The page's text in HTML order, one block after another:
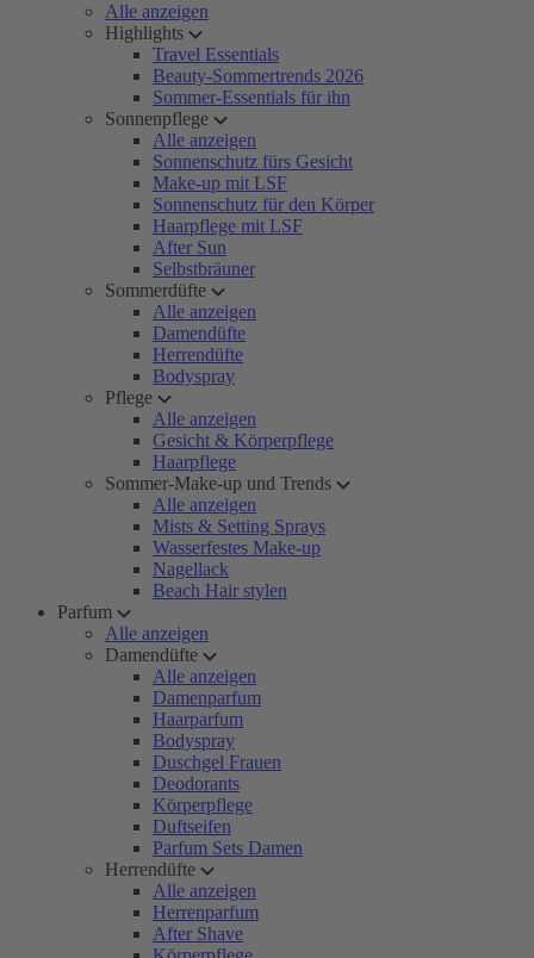
Alle anzeigen
Highlights
Travel Essentials
Beauty-Sommertrends 2026
Sommer-Essentials für ihn
Sonnenpflege
Alle anzeigen
Sonnenschutz fürs Gesicht
Make-up mit LSF
Sonnenschutz für den Körper
Haarpflege mit LSF
After Sun
Selbstbräuner
Sommerdüfte
Alle anzeigen
Damendüfte
Herrendüfte
Bodyspray
Pflege
Alle anzeigen
Gesicht & Körperpflege
Haarpflege
Sommer-Make-up und Trends
Alle anzeigen
Mists & Setting Sprays
Wasserfestes Make-up
Nagellack
Beach Hair stylen
Parfum
Alle anzeigen
Damendüfte
Alle anzeigen
Damenparfum
Haarparfum
Bodyspray
Duschgel Frauen
Deodorants
Körperpflege
Duftseifen
Parfum Sets Damen
Herrendüfte
Alle anzeigen
Herrenparfum
After Shave